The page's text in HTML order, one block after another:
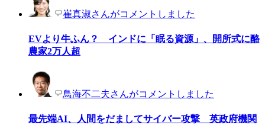
崔真淑さんがコメントしました
EVより牛ふん？ インドに「眠る資源」、開所式に酪
農家2万人超
鳥海不二夫さんがコメントしました
最先端AI、人間をだましてサイバー攻撃 英政府機関